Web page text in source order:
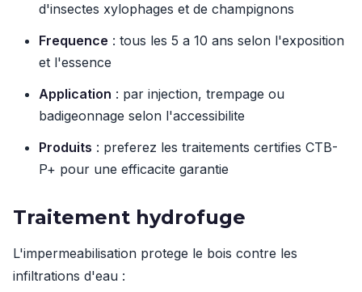
d'insectes xylophages et de champignons
Frequence : tous les 5 a 10 ans selon l'exposition
et l'essence
Application : par injection, trempage ou
badigeonnage selon l'accessibilite
Produits : preferez les traitements certifies CTB-
P+ pour une efficacite garantie
Traitement hydrofuge
L'impermeabilisation protege le bois contre les
infiltrations d'eau :